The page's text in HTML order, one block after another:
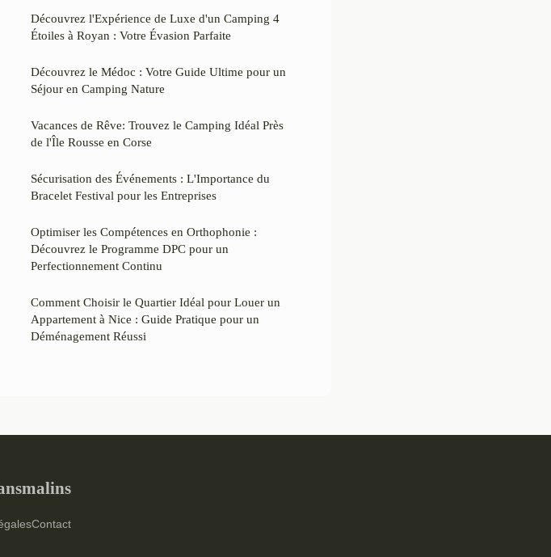
Découvrez l'Expérience de Luxe d'un Camping 4
Étoiles à Royan : Votre Évasion Parfaite
Découvrez le Médoc : Votre Guide Ultime pour un
Séjour en Camping Nature
Vacances de Rêve: Trouvez le Camping Idéal Près
de l'Île Rousse en Corse
Sécurisation des Événements : L'Importance du
Bracelet Festival pour les Entreprises
Optimiser les Compétences en Orthophonie :
Découvrez le Programme DPC pour un
Perfectionnement Continu
Comment Choisir le Quartier Idéal pour Louer un
Appartement à Nice : Guide Pratique pour un
Déménagement Réussi
Contact